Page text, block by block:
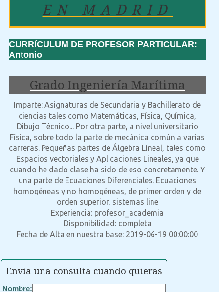
EN MADRID
CURRíCULUM DE PROFESOR PARTICULAR:
Antonio
Grado Ingeniería Marítima
Imparte: Asignaturas de Secundaria y Bachillerato de
ciencias tales como Matemáticas, Física, Química,
Dibujo Técnico... Por otra parte, a nivel universitario
Física, sobre todo la parte de mecánica común a varias
carreras. Pequeñas partes de Álgebra Lineal, tales como
Espacios vectoriales y Aplicaciones Lineales, ya que
cuando he dado clase ha sido de eso concretamente. Y
una parte de Ecuaciones Diferenciales. Ecuaciones
homogéneas y no homogéneas, de primer orden y de
orden superior, sistemas line
Experiencia: profesor_academia
Disponibilidad: completa
Fecha de Alta en nuestra base: 2019-06-19 00:00:00
Envía una consulta cuando quieras
Nombre: